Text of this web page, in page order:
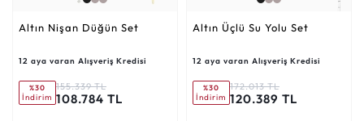
Altın Nişan Düğün Set
12 aya varan Alışveriş Kredisi
%30
İndirim
155.339 TL
108.784 TL
Altın Üçlü Su Yolu Set
12 aya varan Alışveriş Kredisi
%30
İndirim
172.013 TL
120.389 TL